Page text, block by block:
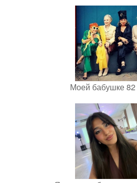
Моей бабушке 82